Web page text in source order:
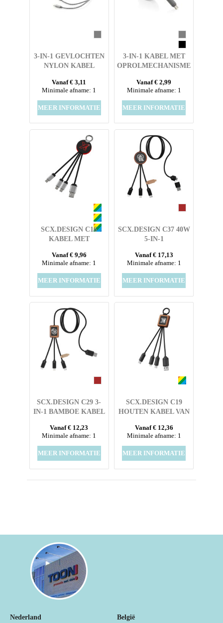
3-IN-1 GEVLOCHTEN
NYLON KABEL
Vanaf € 3,11
Minimale afname: 1
MEER INFORMATIE
3-IN-1 KABEL MET
OPROLMECHANISME
Vanaf € 2,99
Minimale afname: 1
MEER INFORMATIE
SCX.DESIGN C16
KABEL MET
Vanaf € 9,96
Minimale afname: 1
MEER INFORMATIE
SCX.DESIGN C37 40W
5-IN-1
RPET MET
OPLICHTEND LOGO
EN RONDE HOUTEN
Vanaf € 17,13
Minimale afname: 1
MEER INFORMATIE
SCX.DESIGN C29 3-
IN-1 BAMBOE KABEL
Vanaf € 12,23
Minimale afname: 1
MEER INFORMATIE
SCX.DESIGN C19
HOUTEN KABEL VAN
Vanaf € 12,36
Minimale afname: 1
MEER INFORMATIE
Nederland
België